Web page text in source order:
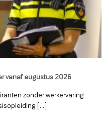
vanaf augustus 2026
zonder werkervaring
[...]